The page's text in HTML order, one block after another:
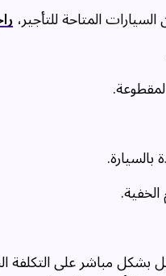
المتاحة للتأجير،
بالسيارة.
الخفية.
بشكل مباشر على التكلفة